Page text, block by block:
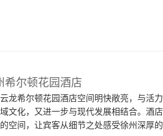
希尔顿花园酒店
龙希尔顿花园酒店空间明快敞亮，与活
文化，又进一步与现代发展相结合。酒
空间，让宾客从细节之处感受徐州深厚的